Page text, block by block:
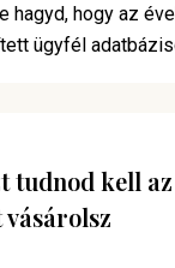
hagyd, hogy az
ügyfél
tudnod kell